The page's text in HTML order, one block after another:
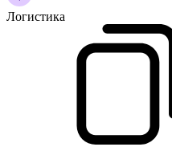
Логистика